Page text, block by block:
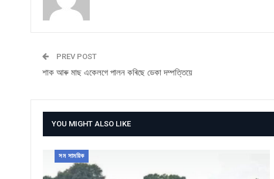
PREV POST
শাক আৰু মাছ একেলগে পালন কৰিছে ডেকা দম্পত্তিয়ে
YOU MIGHT ALSO LIKE
সম সাময়িক